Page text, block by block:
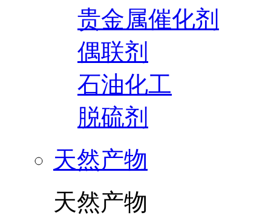
贵金属催化剂
偶联剂
石油化工
脱硫剂
天然产物
天然产物